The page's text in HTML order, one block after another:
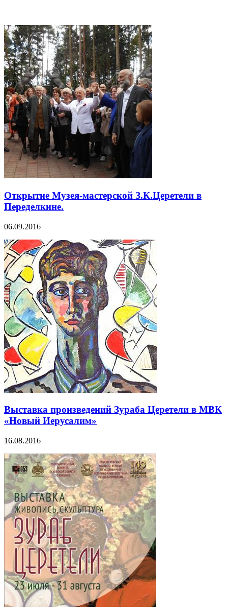
Открытие Музея-мастерской З.К.Церетели в
Переделкине.
06.09.2016
Выставка произведений Зураба Церетели в МВК
«Новый Иерусалим»
16.08.2016